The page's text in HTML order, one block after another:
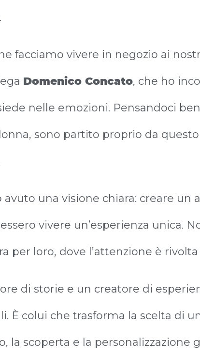
facciamo vivere in negozio ai
Domenico Concato, che ho
nelle emozioni. Pensandoci
sono partito proprio da
una visione chiara: creare un
vivere un’esperienza unica.
per loro, dove l’attenzione è
di storie e un creatore di
È colui che trasforma la scelta di
la scoperta e la personalizzazione